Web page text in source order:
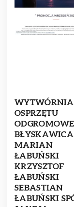
WYTWÓRNIA
OSPRZĘTU
BŁYSKAWICA
MARIAN
ŁABUŃSKI
KRZYSZTOF
ŁABUŃSKI
SEBASTIAN
ŁABUŃSKI